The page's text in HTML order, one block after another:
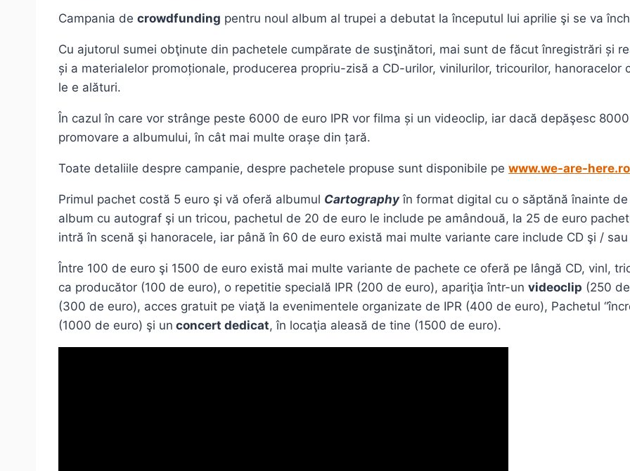
Campania de crowdfunding pentru noul album al trupei a debutat la începutul lui aprilie şi se va
Cu ajutorul sumei obţinute din pachetele cumpărate de susţinători, mai sunt de făcut înregistrări și
și a materialelor promoționale, producerea propriu-zisă a CD-urilor, vinilurilor, tricourilor,
le e alături.
În cazul în care vor strânge peste 6000 de euro IPR vor filma și un videoclip, iar dacă depăşesc
promovare a albumului, în cât mai multe orașe din țară.
Toate detaliile despre campanie, despre pachetele propuse sunt disponibile pe www.we-are-
Primul pachet costă 5 euro şi vă oferă albumul Cartography în format digital cu o săptănă înainte
album cu autograf şi un tricou, pachetul de 20 de euro le include pe amândouă, la 25 de euro
intră în scenă şi hanoracele, iar până în 60 de euro există mai multe variante care include CD şi /
Între 100 de euro şi 1500 de euro există mai multe variante de pachete ce oferă pe lângă CD, vinl,
ca producător (100 de euro), o repetitie specială IPR (200 de euro), apariţia într-un videoclip (250
(300 de euro), acces gratuit pe viaţă la evenimentele organizate de IPR (400 de euro), Pachetul
(1000 de euro) şi un concert dedicat, în locaţia aleasă de tine (1500 de euro).